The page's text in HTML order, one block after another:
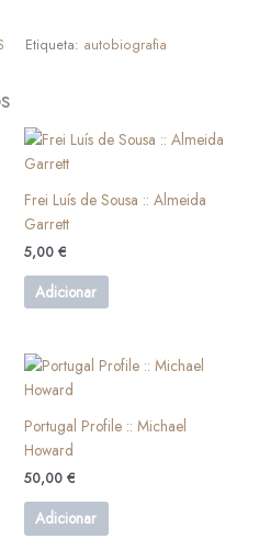
Etiqueta: autobiografia
Frei Luís de Sousa :: Almeida
Garrett
5,00 €
Adicionar
Portugal Profile :: Michael
Howard
50,00 €
Adicionar